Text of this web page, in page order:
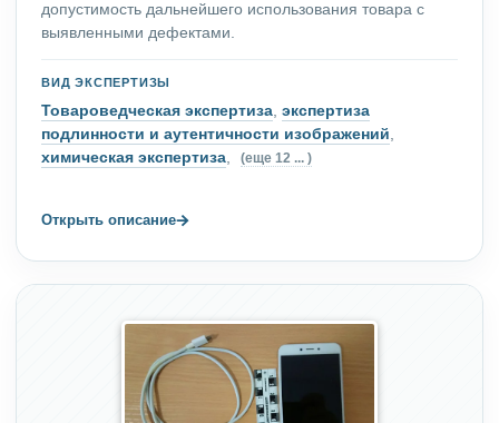
допустимость дальнейшего использования товара с
выявленными дефектами.
ВИД ЭКСПЕРТИЗЫ
Товароведческая экспертиза, экспертиза
подлинности и аутентичности изображений,
химическая экспертиза, (еще 12 ... )
Открыть описание→